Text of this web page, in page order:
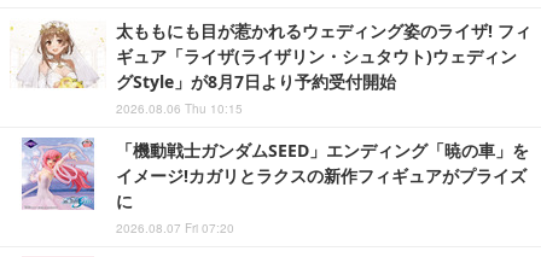
太ももにも目が惹かれるウェディング姿のライザ! フィ
ギュア「ライザ(ライザリン・シュタウト)ウェディン
グStyle」が8月7日より予約受付開始
2026.08.06 Thu 10:15
「機動戦士ガンダムSEED」エンディング「暁の車」を
イメージ!カガリとラクスの新作フィギュアがプライズ
に
2026.08.07 Fri 07:20